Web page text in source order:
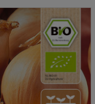
er